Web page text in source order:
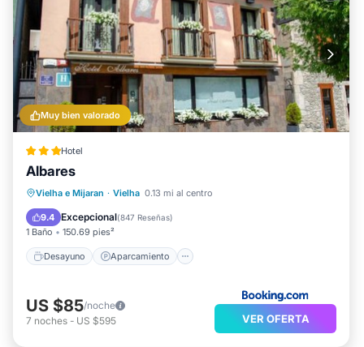
Muy bien valorado
Hotel
Albares
Vielha e Mijaran · Vielha 0.13 mi al centro
9.4 Excepcional(847 Reseñas)
1 Baño 150.69 pies²
Desayuno Aparcamiento
Desayuno Aparcamiento
Balcón/Terraza
US $85/noche
7 noches - US $595 VER OFERTA